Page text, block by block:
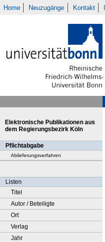
Home Neuzugänge Kontakt
Elektronische Publikationen aus
dem Regierungsbezirk Köln
Pflichtabgabe
Ablieferungsverfahren
Listen
Titel
Autor / Beteiligte
Ort
Verlag
Jahr